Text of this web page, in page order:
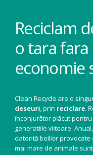
Reciclam
o tara
economie
Clean Recycle are o
deseuri, prin reciclare.
înconjurător plăcut
generatiile viitoare.
datorită bolilor
mai mare de animale